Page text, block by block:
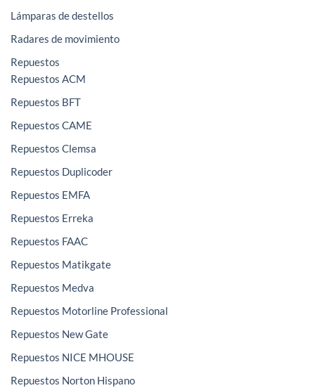
Lámparas de destellos
Radares de movimiento
Repuestos
Repuestos ACM
Repuestos BFT
Repuestos CAME
Repuestos Clemsa
Repuestos Duplicoder
Repuestos EMFA
Repuestos Erreka
Repuestos FAAC
Repuestos Matikgate
Repuestos Medva
Repuestos Motorline Professional
Repuestos New Gate
Repuestos NICE MHOUSE
Repuestos Norton Hispano